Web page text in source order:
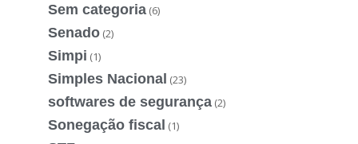
Sem categoria (6)
Senado (2)
Simpi (1)
Simples Nacional (23)
softwares de segurança (2)
Sonegação fiscal (1)